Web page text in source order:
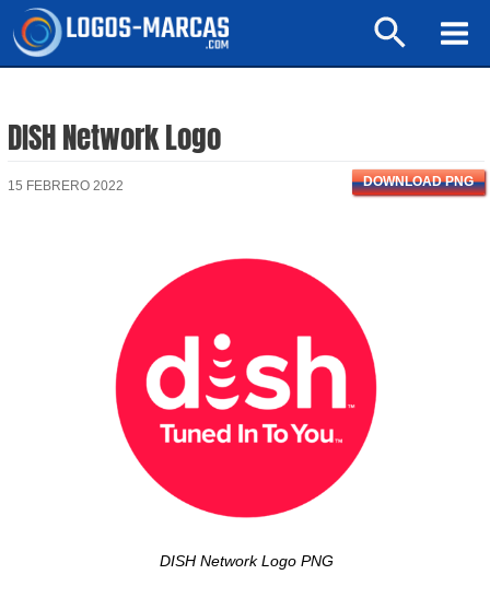
Buscar
DISH Network Logo
15 FEBRERO 2022 DOWNLOAD PNG
DISH Network Logo PNG